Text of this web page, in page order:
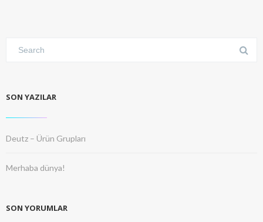
SON YAZILAR
Deutz – Ürün Grupları
Merhaba dünya!
SON YORUMLAR